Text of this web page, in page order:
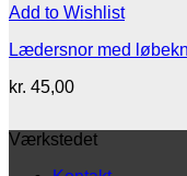
Add to Wishlist
Lædersnor med
kr. 45,00
Værkstedet